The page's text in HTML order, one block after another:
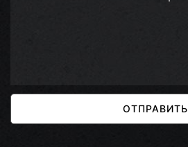
ОТПРАВИТЬ